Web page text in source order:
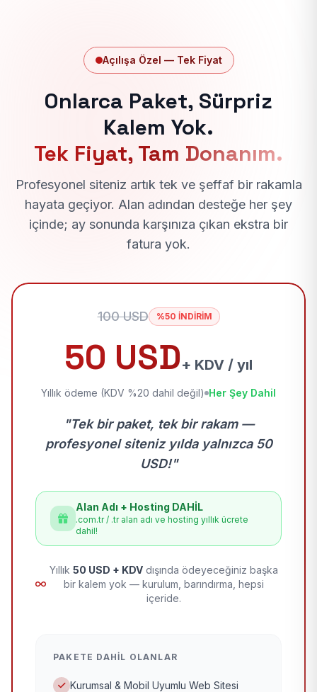
Açılışa Özel — Tek Fiyat
Onlarca Paket, Sürpriz
Kalem Yok.
Tek Fiyat, Tam Donanım.
Profesyonel siteniz artık tek ve şeffaf bir rakamla
hayata geçiyor. Alan adından desteğe her şey
içinde; ay sonunda karşınıza çıkan ekstra bir
fatura yok.
100 USD %50 İNDİRİM
50 USD+ KDV / yıl
Yıllık ödeme (KDV %20 dahil değil) Her Şey Dahil
"Tek bir paket, tek bir rakam —
profesyonel siteniz yılda yalnızca 50
USD!"
Alan Adı + Hosting DAHİL
.com.tr / .tr alan adı ve hosting yıllık ücrete
dahil!
Yıllık 50 USD + KDV dışında ödeyeceğiniz başka
bir kalem yok — kurulum, barındırma, hepsi
içeride.
PAKETE DAHIL OLANLAR
Kurumsal & Mobil Uyumlu Web Sitesi